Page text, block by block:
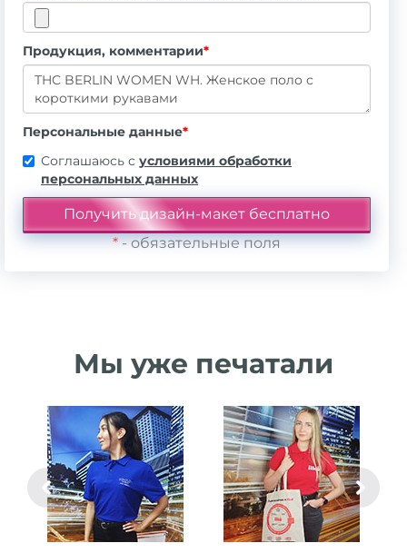
Продукция, комментарии*
Персональные данные*
Соглашаюсь с условиями обработки
персональных данных
*- обязательные поля
Мы уже печатали